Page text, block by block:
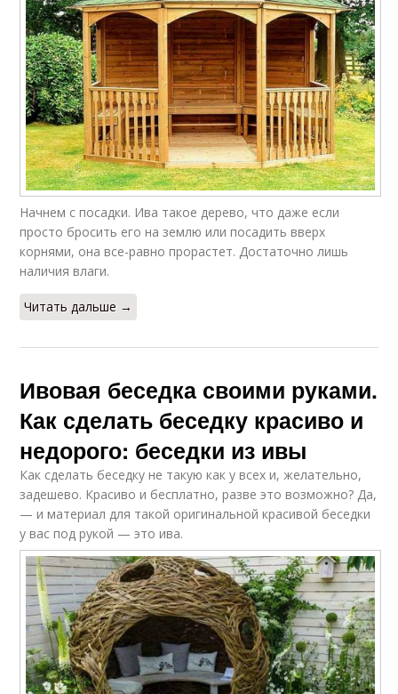
Беседки из
поликарбоната
Ивовая беседка
Беседки из ивы Беседка из лозы
Плетёная беседка
Начнем с посадки. Ива такое дерево, что даже если
просто бросить его на землю или посадить вверх
корнями, она все-равно прорастет. Достаточно лишь
наличия влаги.
Читать дальше →
Ивовая беседка своими руками.
Как сделать беседку красиво и
недорого: беседки из ивы
Как сделать беседку не такую как у всех и, желательно,
задешево. Красиво и бесплатно, разве это возможно? Да,
— и материал для такой оригинальной красивой беседки
у вас под рукой — это ива.